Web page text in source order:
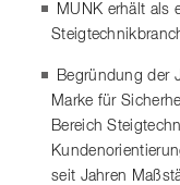
MUNK erhält als
Begründung der
Marke für
Bereich
seit Jahren